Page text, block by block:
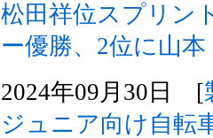
松田祥位スプリン
ー優勝、2位に山本
2024年09月30日 [
ジュニア向け自